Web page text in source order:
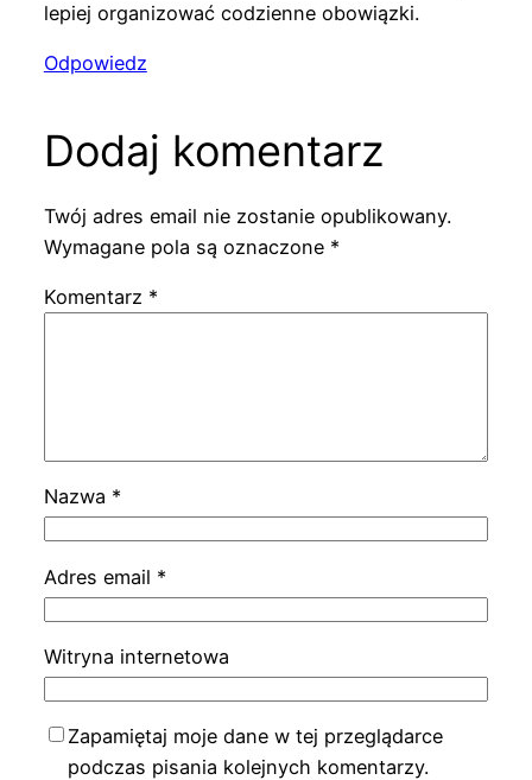
lepiej organizować codzienne obowiązki.
Odpowiedz
Dodaj komentarz
Twój adres email nie zostanie opublikowany.
Wymagane pola są oznaczone *
Komentarz *
Nazwa *
Adres email *
Witryna internetowa
Zapamiętaj moje dane w tej przeglądarce
podczas pisania kolejnych komentarzy.